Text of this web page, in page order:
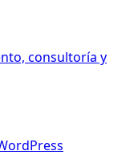
consultoría y